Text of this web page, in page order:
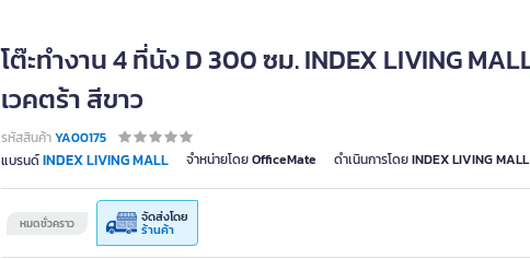
โต๊ะทำงาน 4 ที่นัง D 300 ซม. INDEX LIVING
เวคตร้า สีขาว
รหัสสินค้าYA00175
แบรนด์INDEX LIVING MALL จำหน่ายโดยOfficeMate ดำเนินการโดยINDEX LIVING MALL
หมดชั่วคราว จัดส่งโดย
ร้านค้า